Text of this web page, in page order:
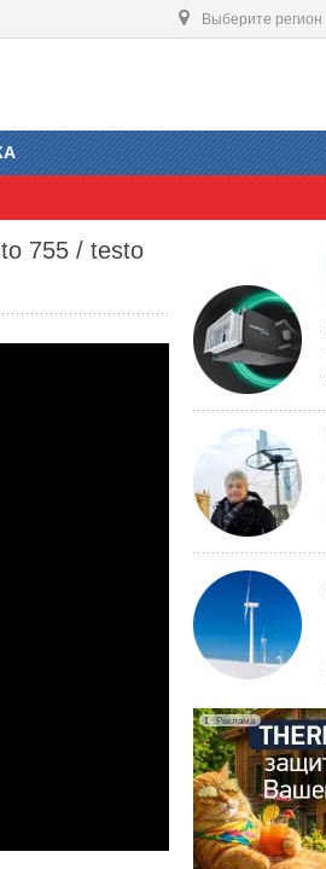
Выберите регион
755 / testo
Реклама